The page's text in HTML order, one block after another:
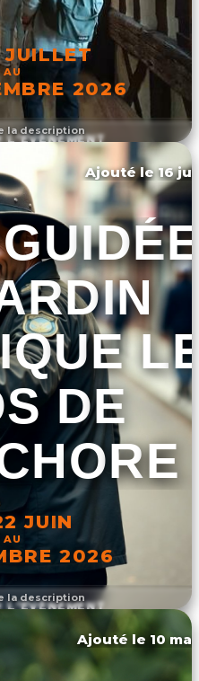
la description
AU
2026
L'ÉVÉNEMENT
la description
Ajouté le 16
DE
JUIN
AU
2026
L'ÉVÉNEMENT
Ajouté le 10